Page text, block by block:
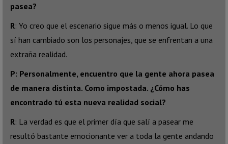
pasea?
R: Yo creo que el escenario sigue más o menos igual. Lo que
sí han cambiado son los personajes, que se enfrentan a una
extraña realidad.
P: Personalmente, encuentro que la gente ahora pasea
de manera distinta. Como impostada. ¿Cómo has
encontrado tú esta nueva realidad social?
R: La verdad es que el primer día que salí a pasear me
resultó bastante emocionante ver a toda la gente andando